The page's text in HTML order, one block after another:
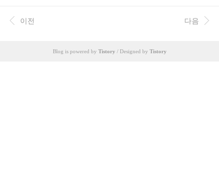
를 입력하고 로그인을 하시면 됩니다. 참 간단하게
외부에서 파이로의 접속에 성공했습니다. 이제 우
다. 그렇기 때문에, 작업 원점에 파이를 항상 연결
해 놓은 상태에서, 좀 더 스마트하게 외부에서 파이
것을 알 수 있습니다. 여기서 사용되는 명령어는 if
이전 다음
Blog is powered by Tistory / Designed by Tistory